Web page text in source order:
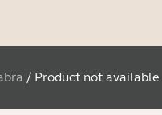
/ Product not available